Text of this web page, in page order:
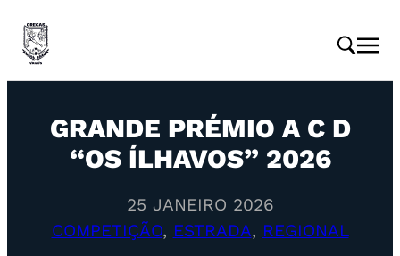
GRANDE PRÉMIO A C D
“OS ÍLHAVOS” 2026
25 JANEIRO 2026
COMPETIÇÃO, ESTRADA, REGIONAL